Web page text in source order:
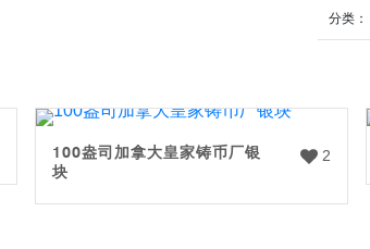
分类：
2
100盎司加拿大皇家铸币厂银
块